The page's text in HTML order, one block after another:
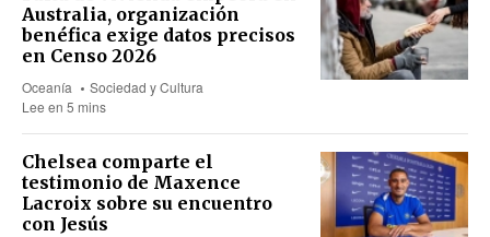
Australia, organización
benéfica exige datos precisos
en Censo 2026
Oceanía
Sociedad y Cultura
Lee en 5 mins
Chelsea comparte el
testimonio de Maxence
Lacroix sobre su encuentro
con Jesús